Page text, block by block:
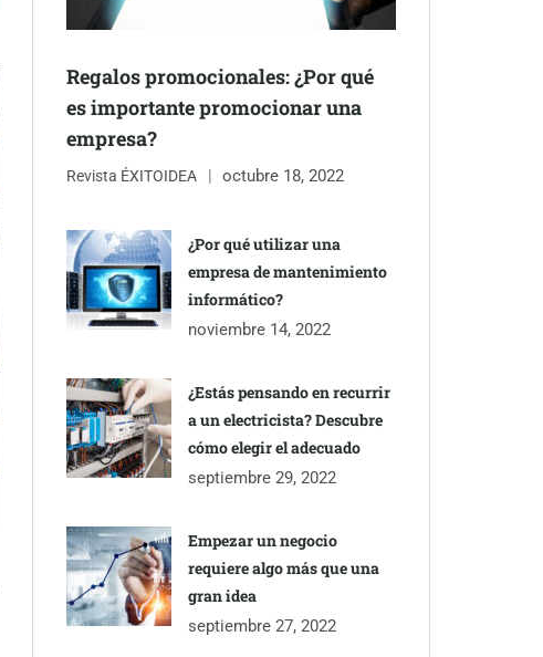
Regalos promocionales: ¿Por qué
es importante promocionar una
empresa?
Revista ÉXITOIDEA octubre 18, 2022
¿Por qué utilizar una
empresa de mantenimiento
informático?
noviembre 14, 2022
¿Estás pensando en recurrir
a un electricista? Descubre
cómo elegir el adecuado
septiembre 29, 2022
Empezar un negocio
requiere algo más que una
gran idea
septiembre 27, 2022